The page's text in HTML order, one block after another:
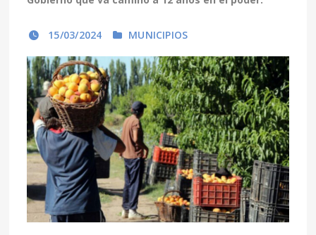
15/03/2024 MUNICIPIOS